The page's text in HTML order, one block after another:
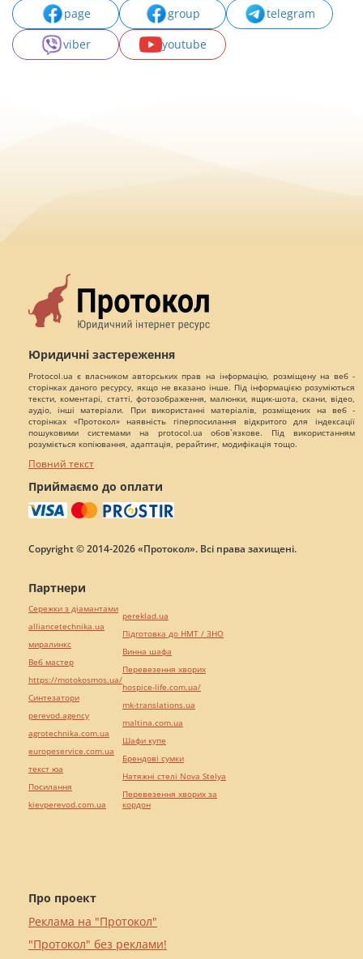
page group
telegram
viber
youtube
Юридичні застереження
Protocol.ua є власником авторських прав на інформацію, розміщену на веб -
сторінках даного ресурсу, якщо не вказано інше. Під інформацією розуміються
тексти, коментарі, статті, фотозображення, малюнки, ящик-шота, скани, відео,
аудіо, інші матеріали. При використанні матеріалів, розміщених на веб -
сторінках «Протокол» наявність гіперпосилання відкритого для індексації
пошуковими системами на protocol.ua обов`язкове. Під використанням
розуміється копіювання, адаптація, рерайтинг, модифікація тощо.
Повний текст
Приймаємо до оплати
Copyright © 2014-2026 «Протокол». Всі права захищені.
Про проект
Реклама на "Протокол"
"Протокол" без реклами!
Партнери
Сережки з діамантами
alliancetechnika.ua
миралинкс
Веб мастер
https://motokosmos.ua/
Синтезатори
perevod.agency
agrotechnika.com.ua
europeservice.com.ua
текст юа
Посилання
kievperevod.com.ua
pereklad.ua
Підготовка до НМТ / ЗНО
Винна шафа
Перевезення хворих
hospice-life.com.ua/
mk-translations.ua
maltina.com.ua
Шафи купе
Брендові сумки
Натяжні стелі Nova Stelya
Перевезення хворих за
кордон